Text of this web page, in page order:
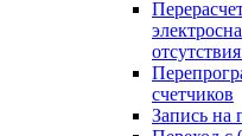
счетчиков
Запись на